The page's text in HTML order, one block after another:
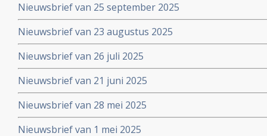
Nieuwsbrief van 25 september 2025
Nieuwsbrief van 23 augustus 2025
Nieuwsbrief van 26 juli 2025
Nieuwsbrief van 21 juni 2025
Nieuwsbrief van 28 mei 2025
Nieuwsbrief van 1 mei 2025